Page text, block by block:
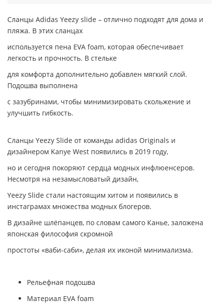
Сланцы Adidas Yeezy slide – отлично подходят для дома и
пляжа. В этих сланцах
используется пена EVA foam, которая обеспечивает
легкость и прочность. В стельке
для комфорта дополнительно добавлен мягкий слой.
Подошва выполнена
с зазубринами, чтобы минимизировать скольжение и
улучшить гибкость.
Сланцы Yeezy Slide от команды adidas Originals и
дизайнером Kanye West появились в 2019 году,
но и сегодня покоряют сердца модных инфлюенсеров.
Несмотря на незамысловатый дизайн,
Yeezy Slide стали настоящим хитом и появились в
инстаграмах множества модных блогеров.
В дизайне шлёпанцев, по словам самого Канье, заложена
японская философия скромной
простоты «ваби-саби», делая их иконой минимализма.
Рельефная подошва
Материал EVA foam